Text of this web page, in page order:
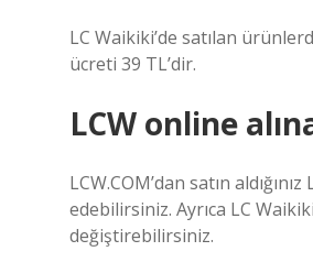
LC Waikiki’de satılan
ücreti 39 TL’dir.
LCW online
LCW.COM’dan satın
edebilirsiniz. Ayrıca LC
değiştirebilirsiniz.